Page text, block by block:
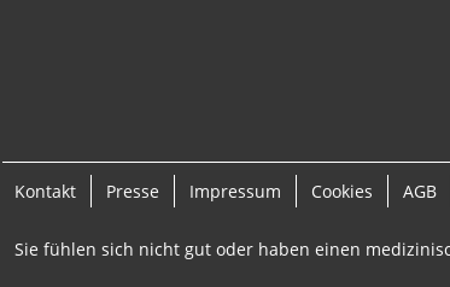
Kontakt Presse Impressum Cookies AGB
Sie fühlen sich nicht gut oder haben einen